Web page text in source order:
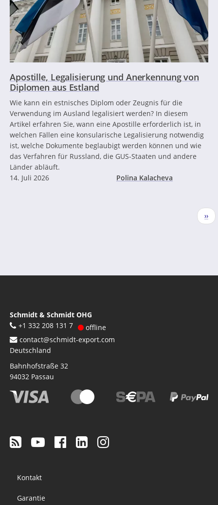
Apostille, Legalisierung und Anerkennung von
Diplomen aus Estland
Wie kann ein estnisches Diplom oder Zeugnis für die
Verwendung im Ausland legalisiert werden? In diesem
Artikel erfahren Sie, wann eine Apostille erforderlich ist, in
welchen Fällen eine konsularische Legalisierung notwendig
ist, welche Dokumente beglaubigt werden können und wie
das Verfahren für Russland, die GUS-Staaten und andere
Länder abläuft.
14. Juli 2026
Polina Kalacheva
››
Schmidt & Schmidt OHG
+1 332 208 131 7
offline
contact@schmidt-export.com
Deutschland
Bahnhofstraße 32
94032 Passau
menu
Kontakt
Garantie